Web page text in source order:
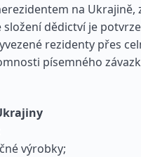
na Ukrajině,
složení dědictví je
rezidenty přes
písemného
výrobky;